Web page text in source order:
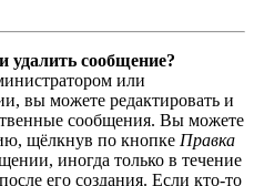
удалить сообщение?
или
вы можете редактировать и
сообщения. Вы можете
щёлкнув по кнопке Правка
иногда только в течение
его создания. Если кто-то